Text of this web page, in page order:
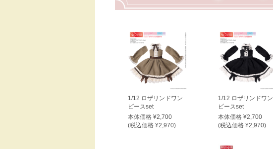
1/12 ロザリンドワン
ピースset
本体価格 ¥2,700
(税込価格 ¥2,970)
1/12 ロザリンドワン
ピースset
本体価格 ¥2,700
(税込価格 ¥2,970)